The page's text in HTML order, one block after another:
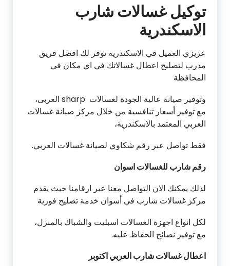
توكيل غسالات شارب
الاسكندرية
عزيزي العميل في الاسكندرية نوفر لك افضل فريق
مدرب لتصليح اعطال غسالاتك في اي مكان في
المحافظة
وتوفير صيانة عالية الجودة لغسالات sharp العربى،
مع توفير أسعار تنافسية من خلال مركز صيانة غسالات
العربي المعتمد بالاسكندرية،
فقط تواصل عبر رقم شكاوي لصيانة غسالات العربي.
رقم شارب للغسالات اسوان
لذلك يمكنك الان التواصل معنا عبر ارقامنا حيث يقدم
مركز غسالات شارب في أسوان خدمة تصليح فورية
لكل انواع اجهزة الغسالات اسبليت والشباك بالمنزل،
مع توفير نصائح الحفاظ عليه.
اعطال غسالات شارب العربي اكتوبر